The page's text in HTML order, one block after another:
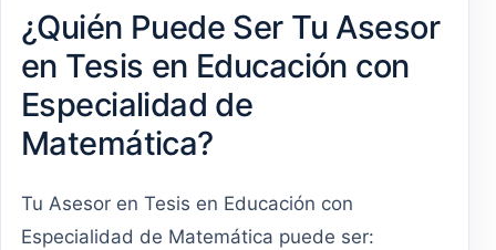
¿Quién Puede Ser Tu Asesor
en Tesis en Educación con
Especialidad de
Matemática?
Tu Asesor en Tesis en Educación con
Especialidad de Matemática puede ser: